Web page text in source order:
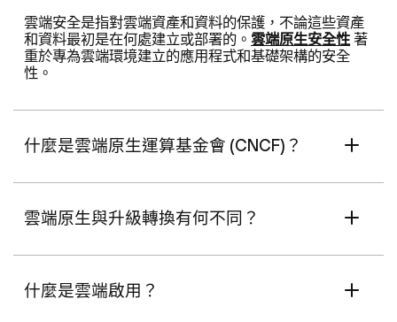
雲端安全是指對雲端資產和資料的保護，不論這些資產
和資料最初是在何處建立或部署的。 雲端原生安全性著
重於專為雲端環境建立的應用程式和基礎架構的安全
性。
什麼是雲端原生運算基金會 (CNCF)？
雲端原生與升級轉換有何不同？
什麼是雲端啟用？